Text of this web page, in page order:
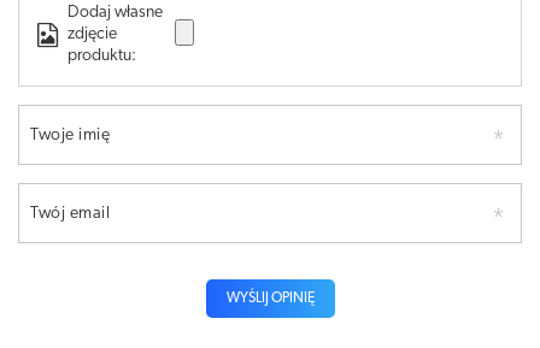
Dodaj własne
zdjęcie
produktu:
Twoje imię
Twój email
WYŚLIJ OPINIĘ